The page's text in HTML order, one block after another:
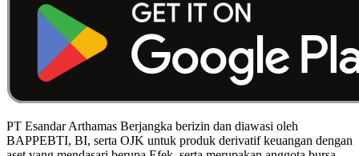
PT Esandar Arthamas Berjangka berizin dan diawasi oleh
BAPPEBTI, BI, serta OJK untuk produk derivatif keuangan dengan